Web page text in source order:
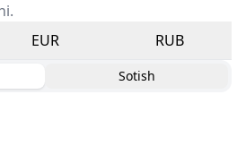
EUR RUB
Sotish